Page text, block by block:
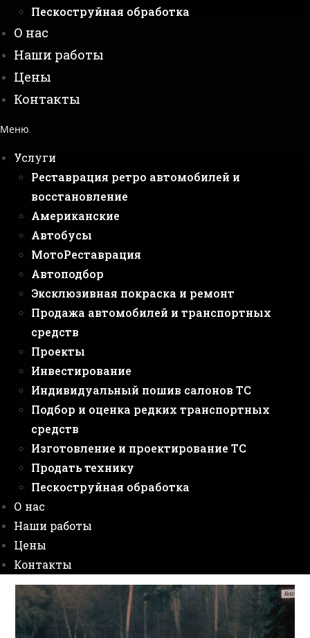
Пескоструйная обработка
О нас
Наши работы
Цены
Контакты
Меню
Услуги
Реставрация ретро автомобилей и
восстановление
Американские
Автобусы
МотоРеставрация
Автоподбор
Эксклюзивная покраска и ремонт
Продажа автомобилей и транспортных
средств
Проекты
Инвестирование
Индивидуальный пошив салонов ТС
Подбор и оценка редких транспортных
средств
Изготовление и проектирование ТС
Продать технику
Пескоструйная обработка
О нас
Наши работы
Цены
Контакты